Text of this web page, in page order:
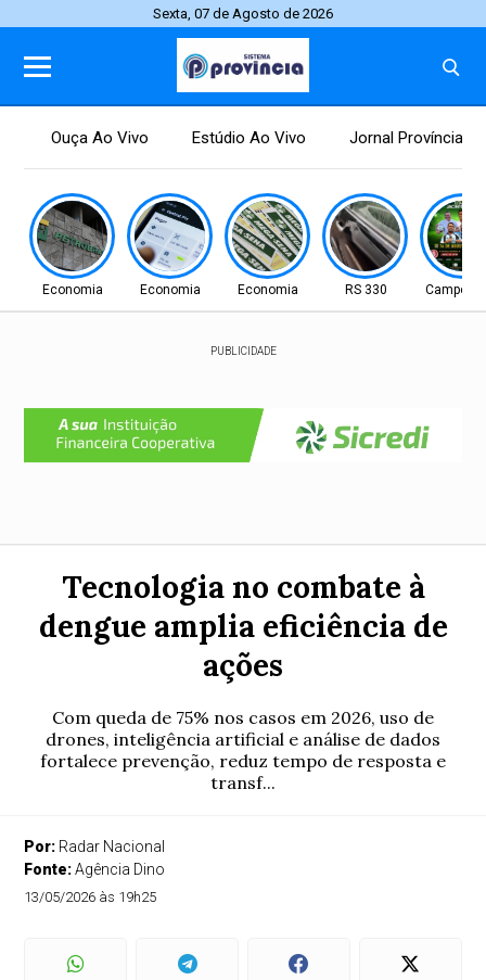
Sexta, 07 de Agosto de 2026
Ouça Ao Vivo Estúdio Ao Vivo Jornal Província
Economia Economia Economia RS 330 Campo
PUBLICIDADE
Tecnologia no combate à
dengue amplia eficiência de
ações
Com queda de 75% nos casos em 2026, uso de
drones, inteligência artificial e análise de dados
fortalece prevenção, reduz tempo de resposta e
transf...
Por: Radar Nacional
Fonte:Agência Dino
13/05/2026 às 19h25